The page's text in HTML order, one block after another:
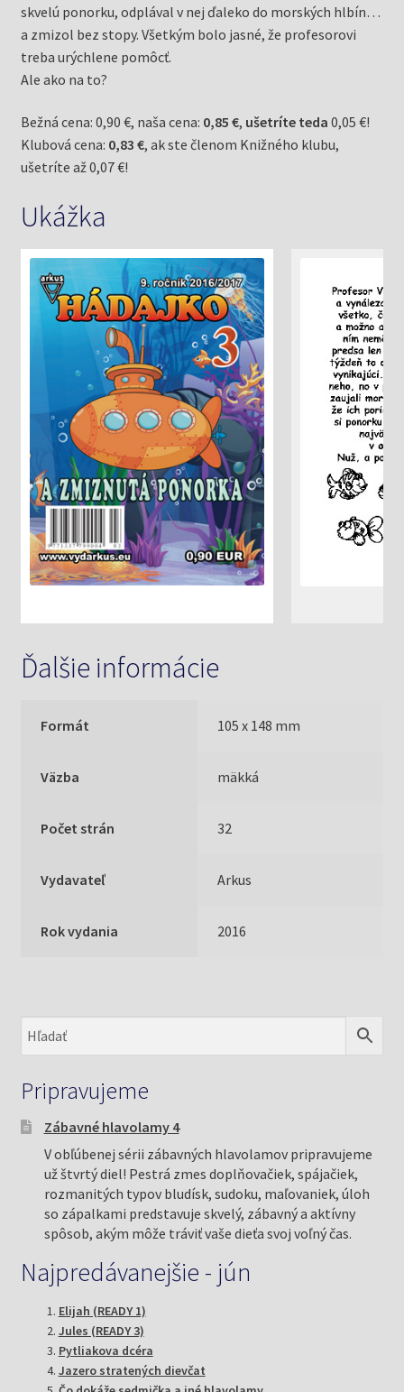
skvelú ponorku, odplával v nej ďaleko do morských hlbín…
a zmizol bez stopy. Všetkým bolo jasné, že profesorovi
treba urýchlene pomôcť.
Ale ako na to?
Bežná cena: 0,90 €, naša cena: 0,85 €, ušetríte teda 0,05 €!
Klubová cena: 0,83 €, ak ste členom Knižného klubu,
ušetríte až 0,07 €!
Ukážka
Ďalšie informácie
Formát 105 x 148 mm
Väzba mäkká
Počet strán 32
Vydavateľ Arkus
Rok vydania 2016
Pripravujeme
Zábavné hlavolamy 4
V obľúbenej sérii zábavných hlavolamov pripravujeme
už štvrtý diel! Pestrá zmes doplňovačiek, spájačiek,
rozmanitých typov bludísk, sudoku, maľovaniek, úloh
so zápalkami predstavuje skvelý, zábavný a aktívny
spôsob, akým môže tráviť vaše dieťa svoj voľný čas.
Najpredávanejšie - jún
Elijah (READY 1)
Jules (READY 3)
Pytliakova dcéra
Jazero stratených dievčat